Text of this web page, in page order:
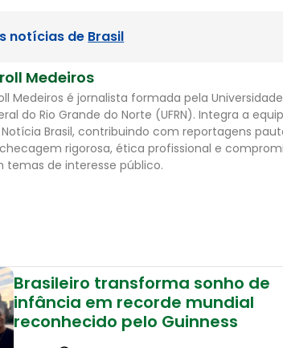
notícias de Brasil
Medeiros
Medeiros é jornalista formada pela Universidade
do Rio Grande do Norte (UFRN). Integra a
Notícia Brasil, contribuindo com reportagens
rigorosa, ética profissional e
temas de interesse público.
Brasileiro transforma sonho de
infância em recorde mundial
reconhecido pelo Guinness